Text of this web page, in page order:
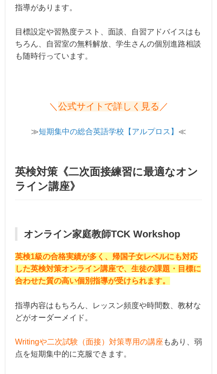
指導があります。
目標設定や習熟度テスト、面談、自習アドバイスはも
ちろん、自習室の無料解放、学生さんの個別進路相談
も随時行っています。
＼ 公式サイトで詳しく見る ／
≫短期集中の総合英語学校【アルプロス】 ≪
英検対策《二次面接練習に最適なオン
ライン講座》
オンライン家庭教師TCK Workshop
英検1級の合格実績が多く、帰国子女レベルにも対応
した英検対策オンライン講座で、生徒の課題・目標に
合わせた質の高い個別指導が受けられます。
指導内容はもちろん、レッスン頻度や時間数、教材な
どがオーダーメイド。
Writingや二次試験（面接）対策専用の講座 もあり、弱
点を短期集中的に克服できます。